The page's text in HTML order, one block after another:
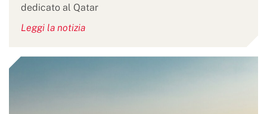
dedicato al Qatar
Leggi la notizia